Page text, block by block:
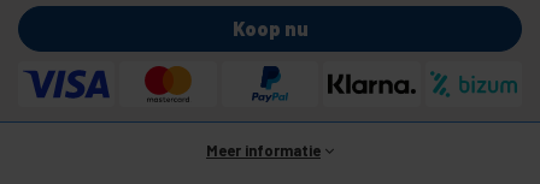
Koop nu
Meer informatie